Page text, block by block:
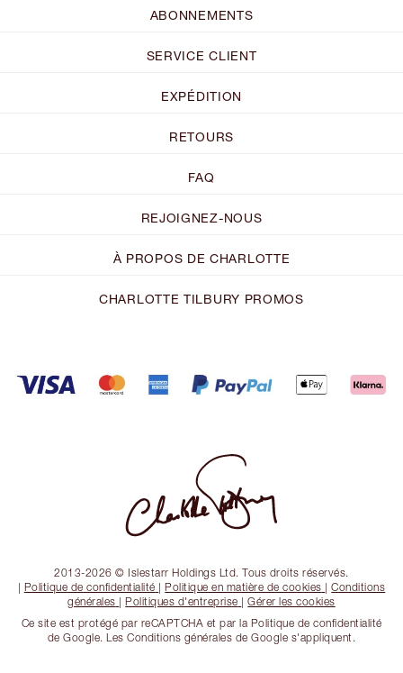
ABONNEMENTS
SERVICE CLIENT
EXPÉDITION
RETOURS
FAQ
REJOIGNEZ-NOUS
À PROPOS DE CHARLOTTE
CHARLOTTE TILBURY PROMOS
2013-2026 © Islestarr Holdings Ltd. Tous droits réservés.
| Politique de confidentialité |Politique en matière de cookies |Conditions
générales |Politiques d'entreprise |Gérer les cookies
Ce site est protégé par reCAPTCHA et par la Politique de confidentialité
de Google. Les Conditions générales de Google s'appliquent.